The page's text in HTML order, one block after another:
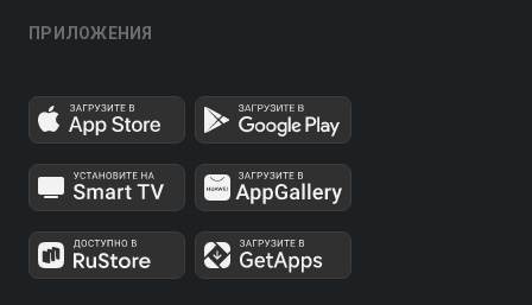
ПРИЛОЖЕНИЯ